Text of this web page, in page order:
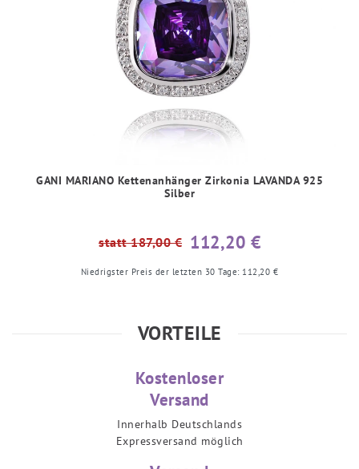
GANI MARIANO Kettenanhänger Zirkonia LAVANDA 925
Silber
statt 187,00 € 112,20 €
Niedrigster Preis der letzten 30 Tage: 112,20 €
VORTEILE
Kostenloser
Versand
Innerhalb Deutschlands
Expressversand möglich